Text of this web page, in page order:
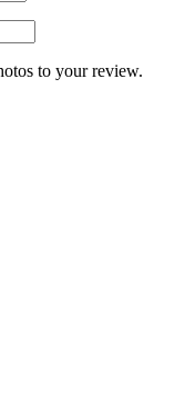
to your review.